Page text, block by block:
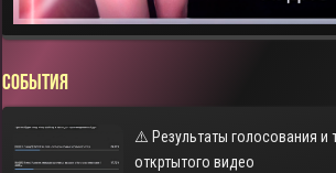
СОБЫТИЯ
⚠️ Результаты голосования и
откртытого видео